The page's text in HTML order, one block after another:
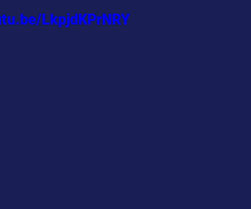
LkpjdKPrNRY